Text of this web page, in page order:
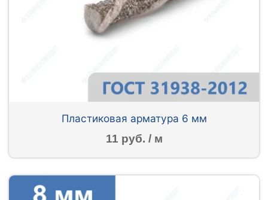
Пластиковая арматура 6 мм
11 руб. / м